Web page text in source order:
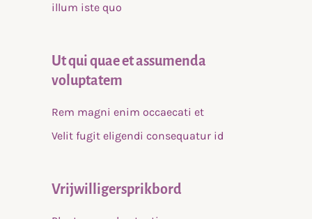
illum iste quo
Ut qui quae et assumenda
voluptatem
Rem magni enim occaecati et
Velit fugit eligendi consequatur id
Vrijwilligersprikbord